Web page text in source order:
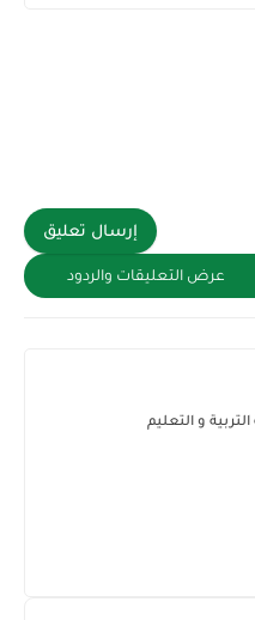
إرسال تعليق
عرض التعليقات والردود
و التعليم